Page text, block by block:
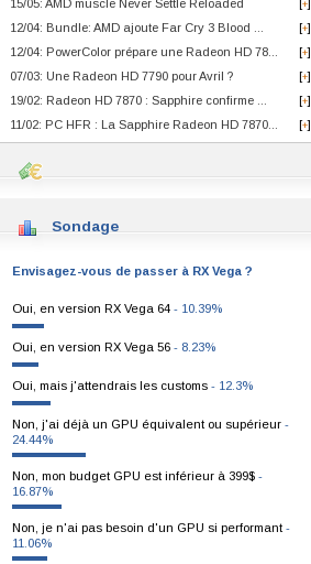
[+]
15/05: AMD muscle Never Settle Reloaded
[+]
12/04: Bundle: AMD ajoute Far Cry 3 Blood ...
[+]
12/04: PowerColor prépare une Radeon HD 78...
[+]
07/03: Une Radeon HD 7790 pour Avril ?
[+]
19/02: Radeon HD 7870 : Sapphire confirme ...
[+]
11/02: PC HFR : La Sapphire Radeon HD 7870...
Sondage
Envisagez-vous de passer à RX Vega ?
Oui, en version RX Vega 64 - 10.39%
Oui, en version RX Vega 56 - 8.23%
Oui, mais j'attendrais les customs - 12.3%
Non, j'ai déjà un GPU équivalent ou supérieur -
24.44%
Non, mon budget GPU est inférieur à 399$ -
16.87%
Non, je n'ai pas besoin d'un GPU si performant -
11.06%